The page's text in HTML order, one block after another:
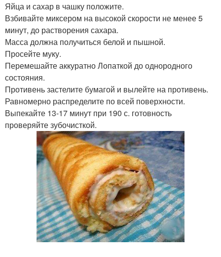
Яйца и сахар в чашку положите.
Взбивайте миксером на высокой скорости не менее 5
минут, до растворения сахара.
Масса должна получиться белой и пышной.
Просейте муку.
Перемешайте аккуратно Лопаткой до однородного
состояния.
Противень застелите бумагой и вылейте на противень.
Равномерно распределите по всей поверхности.
Выпекайте 13-17 минут при 190 с. готовность
проверяйте зубочисткой.